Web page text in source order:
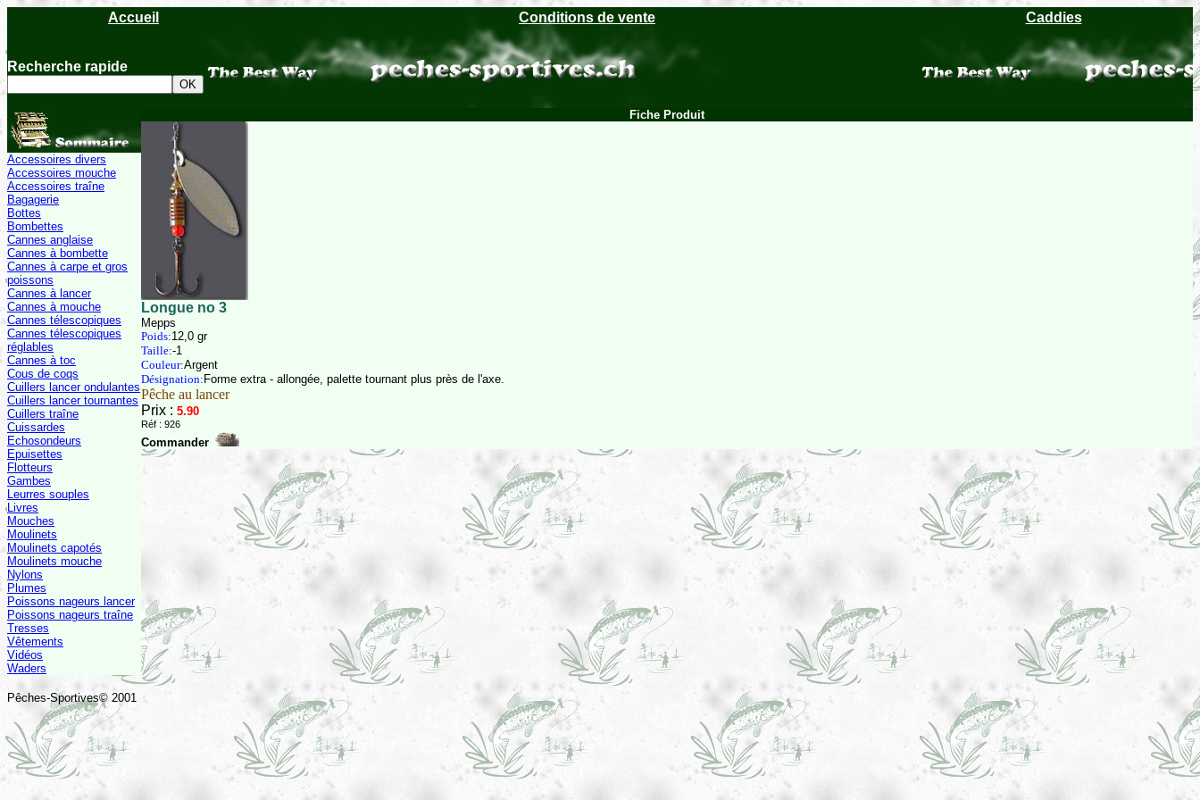
Accueil Conditions de vente Caddies
Recherche rapide
Accessoires divers
Accessoires mouche
Accessoires traîne
Bagagerie
Bottes
Bombettes
Cannes anglaise
Cannes à bombette
Cannes à carpe et gros
poissons
Cannes à lancer
Cannes à mouche
Cannes télescopiques
Cannes télescopiques
réglables
Cannes à toc
Cous de coqs
Cuillers lancer ondulantes
Cuillers lancer tournantes
Cuillers traîne
Cuissardes
Echosondeurs
Epuisettes
Flotteurs
Gambes
Leurres souples
Livres
Mouches
Moulinets
Moulinets capotés
Moulinets mouche
Nylons
Plumes
Poissons nageurs lancer
Poissons nageurs traîne
Tresses
Vêtements
Vidéos
Waders
Pêches-Sportives© 2001
Fiche Produit
Longue no 3
Mepps
Poids:12,0 gr
Taille:-1
Couleur:Argent
Désignation: Forme extra - allongée, palette tournant plus près de l'axe.
Pêche au lancer
Prix : 5.90
Réf : 926
Commander